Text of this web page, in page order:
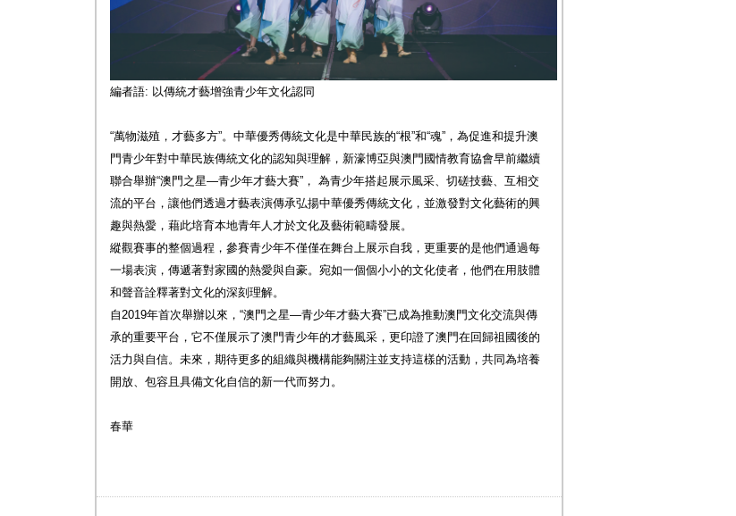
編者語: 以傳統才藝增強青少年文化認同
“萬物滋殖，才藝多方”。中華優秀傳統文化是中華民族的“根”和“魂”，為促進和提升澳
門青少年對中華民族傳統文化的認知與理解，新濠博亞與澳門國情教育協會早前繼續
聯合舉辦“澳門之星—青少年才藝大賽”， 為青少年搭起展示風采、切磋技藝、互相交
流的平台，讓他們透過才藝表演傳承弘揚中華優秀傳統文化，並激發對文化藝術的興
趣與熱愛，藉此培育本地青年人才於文化及藝術範疇發展。
縱觀賽事的整個過程，參賽青少年不僅僅在舞台上展示自我，更重要的是他們通過每
一場表演，傳遞著對家國的熱愛與自豪。宛如一個個小小的文化使者，他們在用肢體
和聲音詮釋著對文化的深刻理解。
自2019年首次舉辦以來，“澳門之星—青少年才藝大賽”已成為推動澳門文化交流與傳
承的重要平台，它不僅展示了澳門青少年的才藝風采，更印證了澳門在回歸祖國後的
活力與自信。未來，期待更多的組織與機構能夠關注並支持這樣的活動，共同為培養
開放、包容且具備文化自信的新一代而努力。
春華